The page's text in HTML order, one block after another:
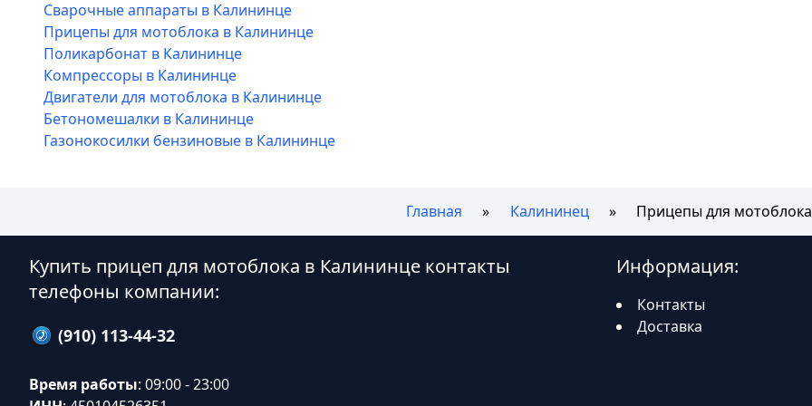
Сварочные аппараты в Калининце
Прицепы для мотоблока в Калининце
Поликарбонат в Калининце
Компрессоры в Калининце
Двигатели для мотоблока в Калининце
Бетономешалки в Калининце
Газонокосилки бензиновые в Калининце
Главная Калининец Прицепы для мотоблока
Купить прицеп для мотоблока в Калининце контакты
телефоны компании:
(910) 113-44-32
Время работы: 09:00 - 23:00
Информация:
Контакты
Доставка